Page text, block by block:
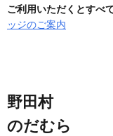
ご利用いただくとすべ
ッジのご案内
野田村
のだむら